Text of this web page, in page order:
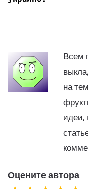
Всем
на
идеи,
Оцените автора